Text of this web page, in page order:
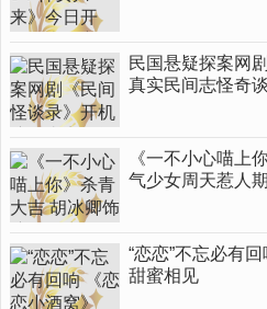
民国悬疑探案网
真实民间志怪奇谈
《一不小心喵上
气少女周天惹人
“恋恋”不忘必有
甜蜜相见